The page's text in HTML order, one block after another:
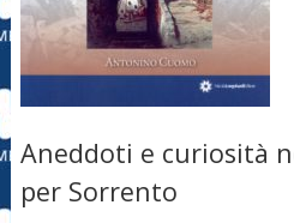
Aneddoti e curiosità
per Sorrento